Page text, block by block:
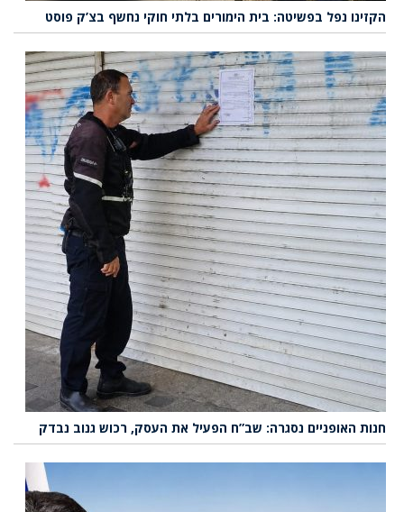
הקזינו נפל בפשיטה: בית הימורים בלתי חוקי נחשף בצ’ק פוסט
חנות האופניים נסגרה: שב”ח הפעיל את העסק, רכוש גנוב נבדק